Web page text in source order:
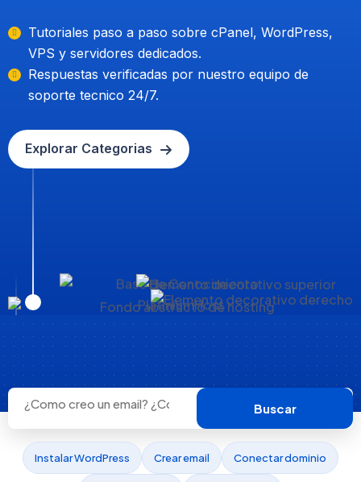
Tutoriales paso a paso sobre cPanel, WordPress,
VPS y servidores dedicados.
Respuestas verificadas por nuestro equipo de
soporte tecnico 24/7.
Explorar Categorias
Buscar
Instalar WordPress Crear email Conectar dominio